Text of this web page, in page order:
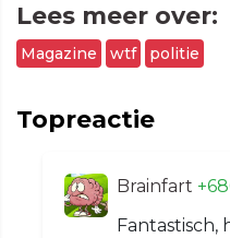
Lees meer over:
Magazine wtf politie
Topreactie
Brainfart
Fantastisch,